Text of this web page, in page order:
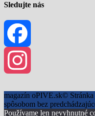
Sledujte nás
Facebook
magazín oPIVE.sk©
spôsobom bez
Používame len nevyhnutné